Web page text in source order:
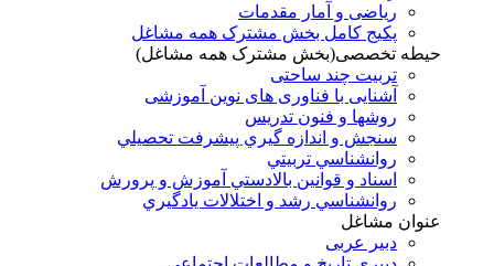
ریاضی و آمار مقدمات
پکیج کامل بخش مشترک همه مشاغل
حیطه تخصصی(بخش مشترک همه مشاغل)
تربیت چند ساحتی
آشنایی با فناوری های نوین آموزشی
روشها و فنون تدريس
سنجش و اندازه گيري پيشرفت تحصيلي
روانشناسي تربيتي
اسناد و قوانين بالادستي آموزش و پرورش
روانشناسي رشد و اختلالات يادگيري
عنوان مشاغل
دبير عربی